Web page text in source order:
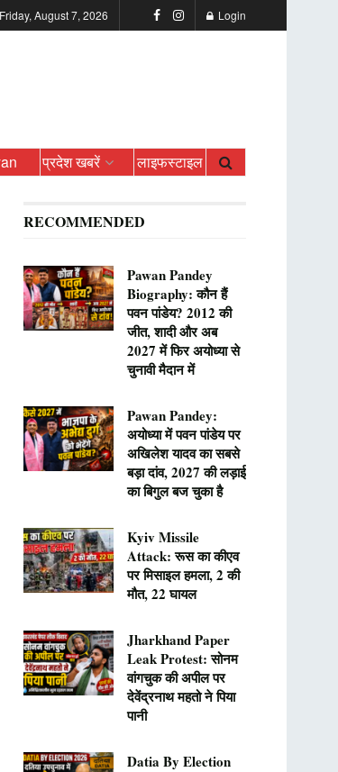
Friday, August 7, 2026 Login
प्रदेश खबरें लाइफस्टाइल
RECOMMENDED
Pawan Pandey
Biography: कौन हैं
पवन पांडेय? 2012 की
जीत, शादी और अब
2027 में फिर अयोध्या से
चुनावी मैदान में
Pawan Pandey:
अयोध्या में पवन पांडेय पर
अखिलेश यादव का सबसे
बड़ा दांव, 2027 की लड़ाई
का बिगुल बज चुका है
Kyiv Missile
Attack: रूस का कीएव
पर मिसाइल हमला, 2 की
मौत, 22 घायल
Jharkhand Paper
Leak Protest: सोनम
वांगचुक की अपील पर
देवेंद्रनाथ महतो ने पिया
पानी
Datia By Election